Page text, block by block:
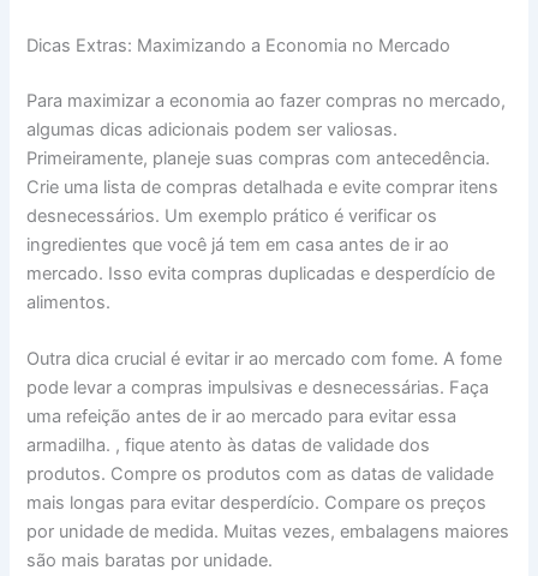
Dicas Extras: Maximizando a Economia no Mercado
Para maximizar a economia ao fazer compras no mercado,
algumas dicas adicionais podem ser valiosas.
Primeiramente, planeje suas compras com antecedência.
Crie uma lista de compras detalhada e evite comprar itens
desnecessários. Um exemplo prático é verificar os
ingredientes que você já tem em casa antes de ir ao
mercado. Isso evita compras duplicadas e desperdício de
alimentos.
Outra dica crucial é evitar ir ao mercado com fome. A fome
pode levar a compras impulsivas e desnecessárias. Faça
uma refeição antes de ir ao mercado para evitar essa
armadilha. , fique atento às datas de validade dos
produtos. Compre os produtos com as datas de validade
mais longas para evitar desperdício. Compare os preços
por unidade de medida. Muitas vezes, embalagens maiores
são mais baratas por unidade.